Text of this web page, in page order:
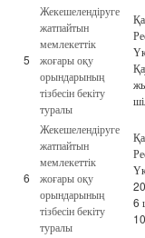
5
Жекешелендіруге
жатпайтын
мемлекеттік
жоғары оқу
орындарының
тізбесін бекіту
туралы
6
Жекешелендіруге
жатпайтын
мемлекеттік
жоғары оқу
орындарының
тізбесін бекіту
туралы
6